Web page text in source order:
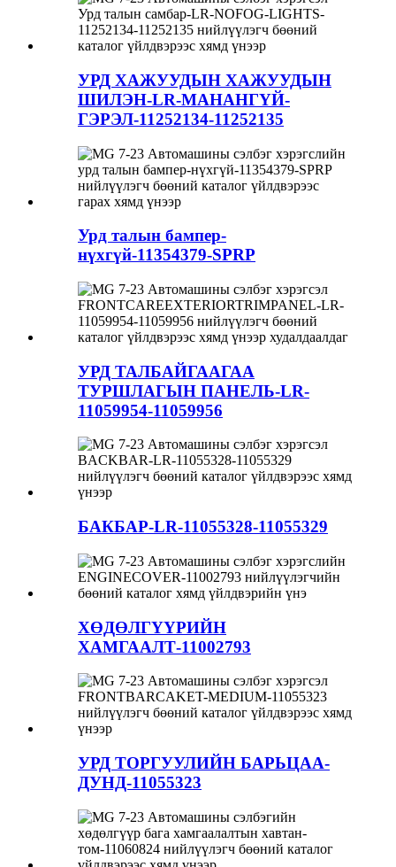
УРД ХАЖУУДЫН ХАЖУУДЫН
ШИЛЭН-LR-МАНАНГҮЙ-
ГЭРЭЛ-11252134-11252135
Урд талын бампер-
нүхгүй-11354379-SPRP
УРД ТАЛБАЙГААГАА
ТУРШЛАГЫН ПАНЕЛЬ-LR-
11059954-11059956
БАКБАР-LR-11055328-11055329
ХӨДӨЛГҮҮРИЙН
ХАМГААЛТ-11002793
УРД ТОРГУУЛИЙН БАРЬЦАА-
ДУНД-11055323